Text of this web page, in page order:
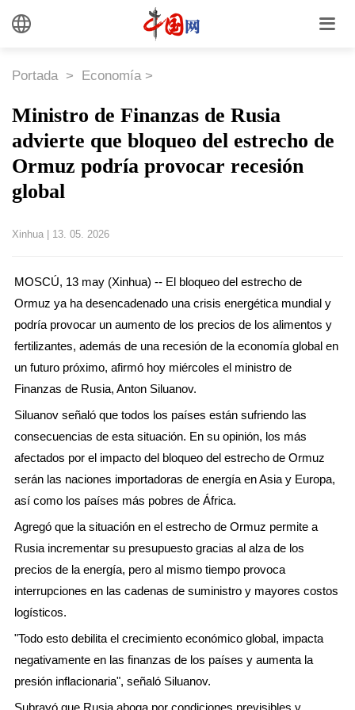
Portada > Economía >
Ministro de Finanzas de Rusia
advierte que bloqueo del estrecho de
Ormuz podría provocar recesión
global
Xinhua 13. 05. 2026
MOSCÚ, 13 may (Xinhua) -- El bloqueo del estrecho de
Ormuz ya ha desencadenado una crisis energética mundial y
podría provocar un aumento de los precios de los alimentos y
fertilizantes, además de una recesión de la economía global en
un futuro próximo, afirmó hoy miércoles el ministro de
Finanzas de Rusia, Anton Siluanov.
Siluanov señaló que todos los países están sufriendo las
consecuencias de esta situación. En su opinión, los más
afectados por el impacto del bloqueo del estrecho de Ormuz
serán las naciones importadoras de energía en Asia y Europa,
así como los países más pobres de África.
Agregó que la situación en el estrecho de Ormuz permite a
Rusia incrementar su presupuesto gracias al alza de los
precios de la energía, pero al mismo tiempo provoca
interrupciones en las cadenas de suministro y mayores costos
logísticos.
"Todo esto debilita el crecimiento económico global, impacta
negativamente en las finanzas de los países y aumenta la
presión inflacionaria", señaló Siluanov.
Subrayó que Rusia aboga por condiciones previsibles y